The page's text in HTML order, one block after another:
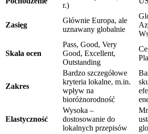
r.)
Zasięg
Głównie Europa, ale
uznawany globalnie
Skala ocen
Pass, Good, Very
Good, Excellent,
Outstanding
Zakres
Bardzo szczegółowe
kryteria lokalne, m.in.
wpływ na
bioróżnorodność
Elastyczność
Wysoka –
dostosowanie do
lokalnych przepisów